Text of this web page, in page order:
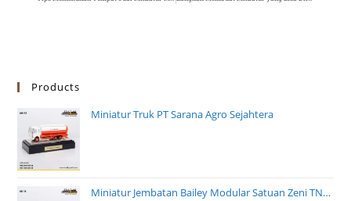
Products
Miniatur Truk PT Sarana Agro Sejahtera
Miniatur Jembatan Bailey Modular Satuan Zeni TNI AD